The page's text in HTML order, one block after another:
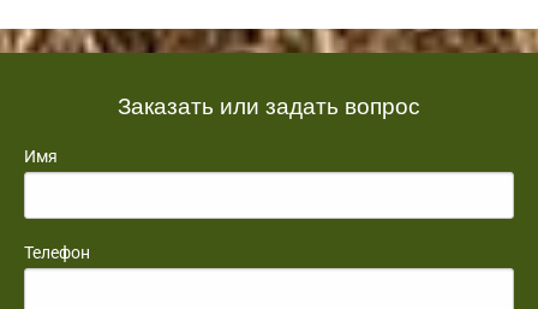
Заказать или задать вопрос
Имя
Телефон